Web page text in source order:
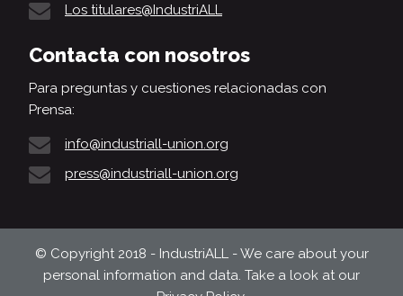
Los titulares@IndustriALL
Contacta con nosotros
Para preguntas y cuestiones relacionadas con
Prensa:
info@industriall-union.org
press@industriall-union.org
© Copyright 2018 - IndustriALL - We care about your
personal information and data. Take a look at our